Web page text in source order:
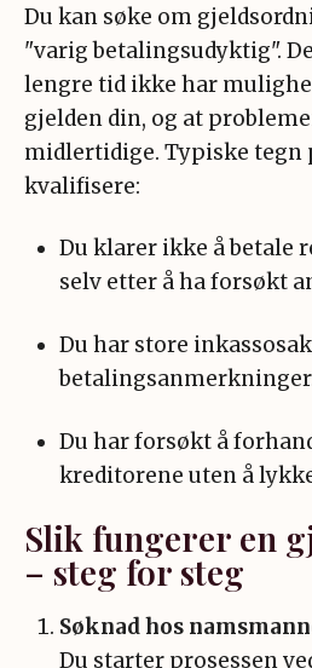
Du kan søke om
"varig betalingsudyktig".
lengre tid ikke har
gjelden din, og at
midlertidige. Typiske tegn
kvalifisere:
Du klarer ikke å betale
selv etter å ha forsøkt
Du har store
Du har forsøkt å
kreditorene uten å
Slik fungerer en
– steg for steg
Søknad hos
Du starter prosessen